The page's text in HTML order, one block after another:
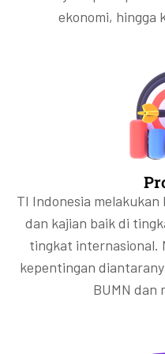
ekonomi, hingga
TI Indonesia
dan kajian baik di
tingkat internasional.
kepentingan
BUMN dan